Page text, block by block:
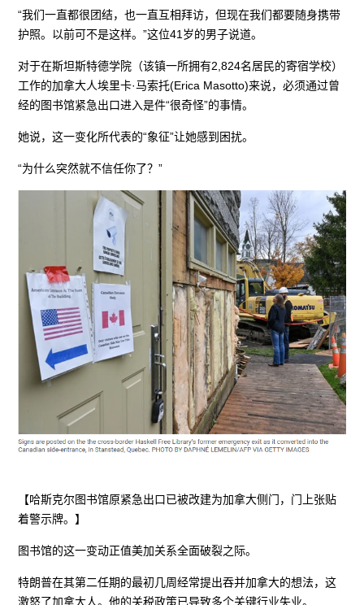
“我们一直都很团结，也一直互相拜访，但现在我们都要随身携带
护照。以前可不是这样。”这位41岁的男子说道。
对于在斯坦斯特德学院（该镇一所拥有2,824名居民的寄宿学校）
工作的加拿大人埃里卡·马索托(Erica Masotto)来说，必须通过曾
经的图书馆紧急出口进入是件“很奇怪”的事情。
她说，这一变化所代表的“象征”让她感到困扰。
“为什么突然就不信任你了？”
【哈斯克尔图书馆原紧急出口已被改建为加拿大侧门，门上张贴
着警示牌。】
图书馆的这一变动正值美加关系全面破裂之际。
特朗普在其第二任期的最初几周经常提出吞并加拿大的想法，这
激怒了加拿大人。他的关税政策已导致多个关键行业失业。